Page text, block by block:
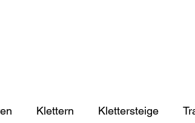
Klettern Klettersteige